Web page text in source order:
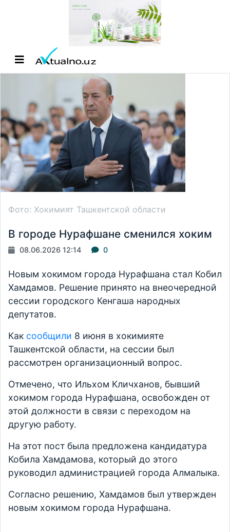
Фото: Хокимият Ташкентской области
В городе Нурафшане сменился хоким
08.06.2026 12:14 0
Новым хокимом города Нурафшана стал Кобил
Хамдамов. Решение принято на внеочередной
сессии городского Кенгаша народных
депутатов.
Как сообщили 8 июня в хокимияте
Ташкентской области, на сессии был
рассмотрен организационный вопрос.
Отмечено, что Ильхом Кличханов, бывший
хокимом города Нурафшана, освобожден от
этой должности в связи с переходом на
другую работу.
На этот пост была предложена кандидатура
Кобила Хамдамова, который до этого
руководил администрацией города Алмалыка.
Согласно решению, Хамдамов был утвержден
новым хокимом города Нурафшана.